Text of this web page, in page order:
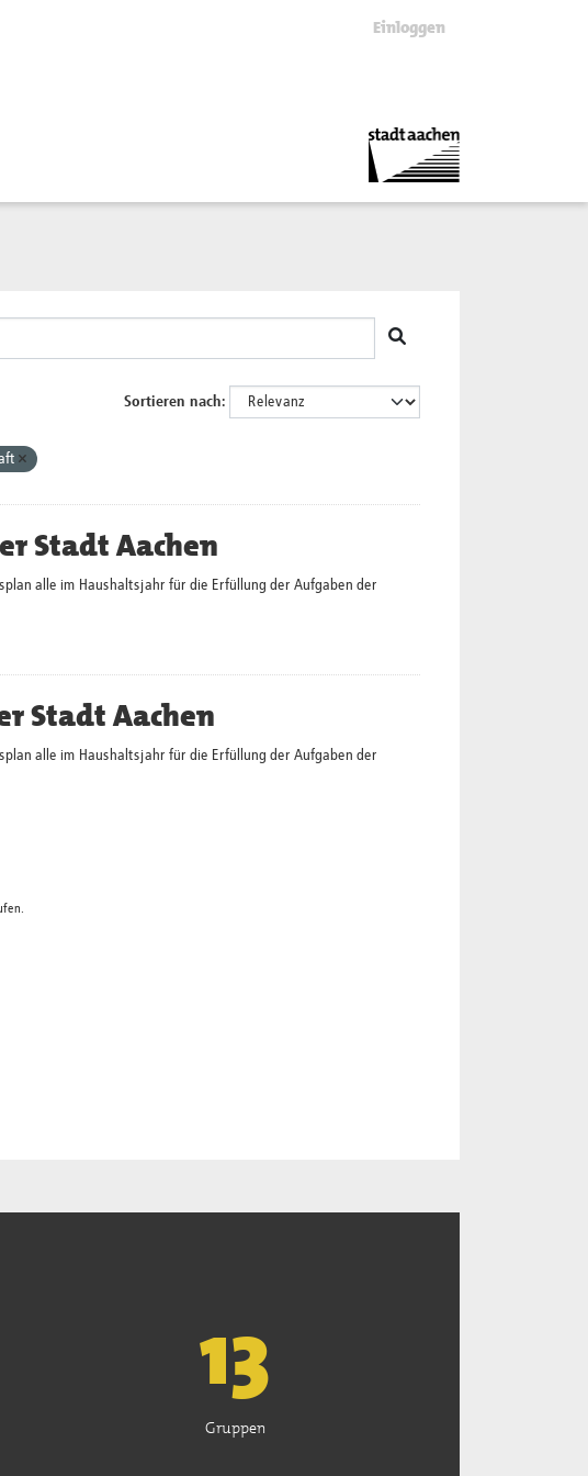
Einloggen
Sortieren nach
Stadt Aachen
alle im Haushaltsjahr für die Erfüllung der Aufgaben der
Stadt Aachen
alle im Haushaltsjahr für die Erfüllung der Aufgaben der
13
Gruppen